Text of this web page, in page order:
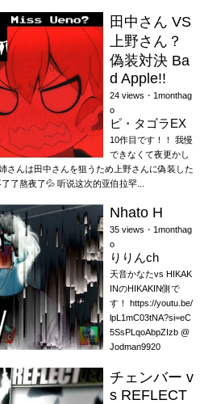
田中さん VS
上野さん？
偽装対決 Ba
d Apple!!
24 views・1monthag
o
ピ・タゴラEX
10作目です！！ 我慢
できなくて夜更かし
さんは田中さんを狙うため上野さんに偽装した
了熬夜了💦 听说这次的亚伯拉罕...
Nhato H
35 views・1monthag
o
りりんch
天音かなたvs HIKAK
INのHIKAKIN側で
す！ https://youtu.be/
lpL1mC03tNA?si=eC
5SsPLqoAbpZIzb @
Jodman9920
チェンバー v
s REFLECT